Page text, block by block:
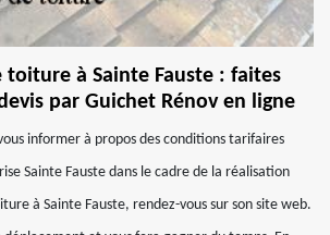
toiture à Sainte Fauste : faites
par Guichet Rénov en ligne
informer à propos des conditions tarifaires
Sainte Fauste dans le cadre de la réalisation
à Sainte Fauste, rendez-vous sur son site web.